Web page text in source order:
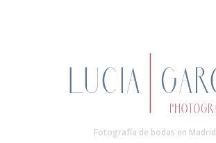
Fotografía de bodas en Madrid